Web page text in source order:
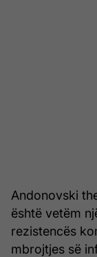
Andonovski
është vetëm
rezistencës
mbrojtjes së